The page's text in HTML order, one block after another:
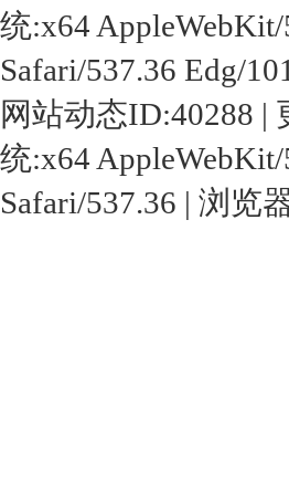
统:x64
Safari/537.36 Edg/
网站动态ID:40288 |
统:x64
Safari/537.36 | 浏览